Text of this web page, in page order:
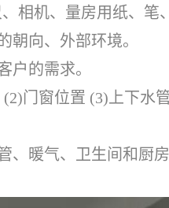
相机、量房用纸、笔
朝向、外部环境。
户的需求。
门窗位置 (3)上下水
、暖气、卫生间和厨